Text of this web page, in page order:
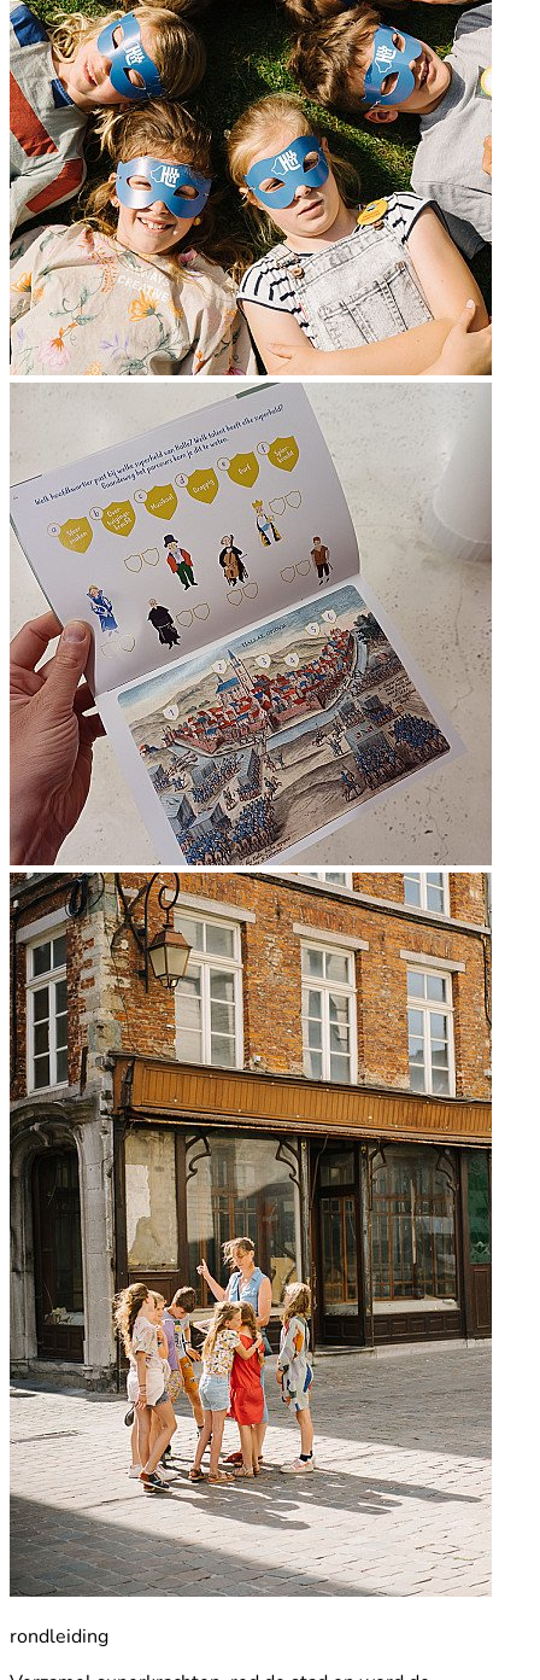
rondleiding